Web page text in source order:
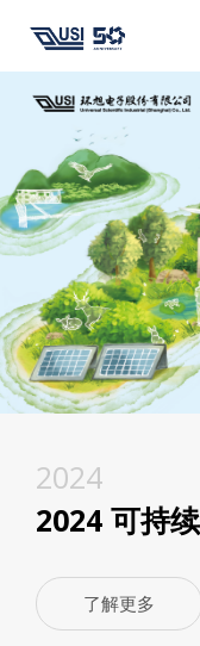
2024
2024 可持
了解更多